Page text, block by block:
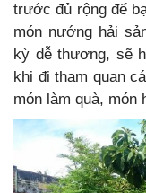
trước đủ rộng để
món nướng hải
kỳ dễ thương, sẽ
khi đi tham quan
món làm quà, món